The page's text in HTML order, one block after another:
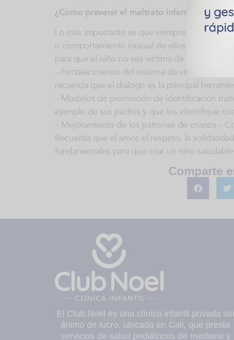
¿Cómo prevenir el maltrato infantil en mi
Lo más importante es que siempre estemos
o comportamiento inusual de ellos es un
para que el niño no sea víctima de maltrato
– Fortalecimiento del sistema de vinculación
recuerda que el diálogo es la principal
– Modelos de promoción de identificación
ejemplo de sus padres y que los identifique
– Mejoramiento de los patrones de crianza –
Recuerda que el amor, el respeto, la
fundamentales para que criar un niño
Comparte
El Club Noel es una clínica infantil privada sin
ánimo de lucro, ubicada en Cali, que presta
servicios de salud pediátricos de mediana y